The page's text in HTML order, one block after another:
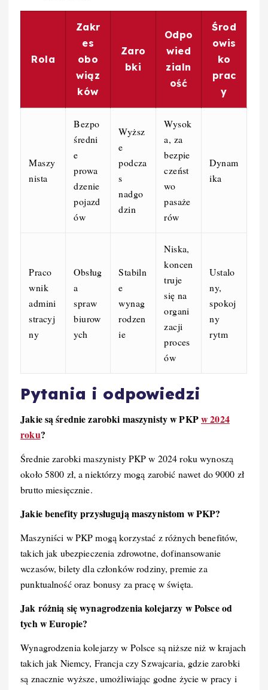
Rola
Zakr
es
obo
wiąz
ków
Zaro
bki
Odpo
wied
zialn
ość
Środ
owis
ko
prac
y
Maszy
nista
Bezpo
średni
e
prowa
dzenie
pojazd
ów
Wyższ
e
podcza
s
nadgo
dzin
Wysok
a, za
bezpie
czeńst
wo
pasaże
rów
Dynam
ika
Praco
wnik
admini
stracyj
ny
Obsług
a
spraw
biurow
ych
Stabiln
e
wynag
rodzen
ie
Niska,
koncen
truje
się na
organi
zacji
proces
ów
Ustalo
ny,
spokoj
ny
rytm
Pytania i odpowiedzi
Jakie są średnie zarobki maszynisty w PKPw 2024
roku?
Średnie zarobki maszynisty PKP w 2024 roku wynoszą
około 5800 zł, a niektórzy mogą zarobić nawet do 9000 zł
brutto miesięcznie.
Jakie benefity przysługują maszynistom w PKP?
Maszyniści w PKP mogą korzystać z różnych benefitów,
takich jak ubezpieczenia zdrowotne, dofinansowanie
wczasów, bilety dla członków rodziny, premie za
punktualność oraz bonusy za pracę w święta.
Jak różnią się wynagrodzenia kolejarzy w Polsce od
tych w Europie?
Wynagrodzenia kolejarzy w Polsce są niższe niż w krajach
takich jak Niemcy, Francja czy Szwajcaria, gdzie zarobki
są znacznie wyższe, umożliwiając godne życie w pracy i